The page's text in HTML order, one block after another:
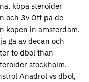
köpa steroider
och 3v Off pa de
kopen in amsterdam.
ga av decan och
to dbol than
stockholm.
Anadrol vs dbol,